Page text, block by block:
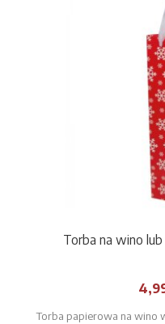
Torba na wino
Torba papierowa na wino